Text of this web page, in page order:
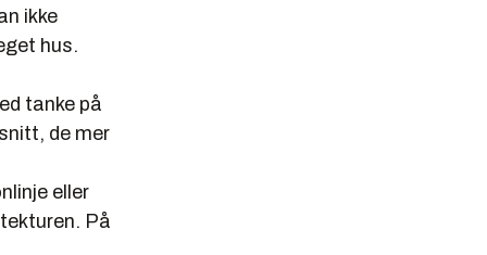
ikke
hus.
tanke på
de mer
eller
På